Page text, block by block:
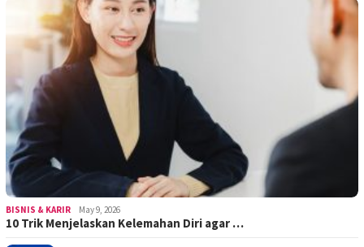
BISNIS & KARIR May 9, 2026
10 Trik Menjelaskan Kelemahan Diri agar …